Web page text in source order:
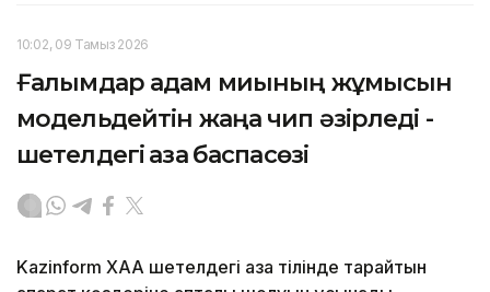
10:02, 09 Тамыз 2026
Ғалымдар адам миының жұмысын
модельдейтін жаңа чип әзірледі -
шетелдегі қазақ баспасөзі
Kazinform ХАА шетелдегі қазақ тілінде тарайтын